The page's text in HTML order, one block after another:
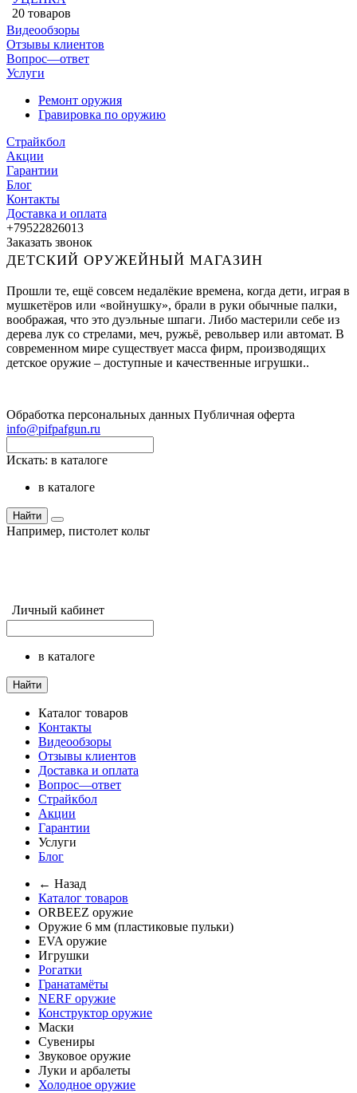
20 товаров
Видеообзоры
Отзывы клиентов
Вопрос—ответ
Услуги
Ремонт оружия
Гравировка по оружию
Страйкбол
Акции
Гарантии
Блог
Контакты
Доставка и оплата
+79522826013
Заказать звонок
ДЕТСКИЙ ОРУЖЕЙНЫЙ МАГАЗИН
Прошли те, ещё совсем недалёкие времена, когда дети, играя в
мушкетёров или «войнушку», брали в руки обычные палки,
воображая, что это дуэльные шпаги. Либо мастерили себе из
дерева лук со стрелами, меч, ружьё, револьвер или автомат. В
современном мире существует масса фирм, производящих
детское оружие – доступные и качественные игрушки..
Обработка персональных данных Публичная оферта
info@pifpafgun.ru
Искать: в каталоге
в каталоге
Найти
Например, пистолет кольт
Личный кабинет
в каталоге
Найти
Каталог товаров
Контакты
Видеообзоры
Отзывы клиентов
Доставка и оплата
Вопрос—ответ
Страйкбол
Акции
Гарантии
Услуги
Блог
← Назад
Каталог товаров
ORBEEZ оружие
Оружие 6 мм (пластиковые пульки)
EVA оружие
Игрушки
Рогатки
Гранатамёты
NERF оружие
Конструктор оружие
Маски
Сувениры
Звуковое оружие
Луки и арбалеты
Холодное оружие